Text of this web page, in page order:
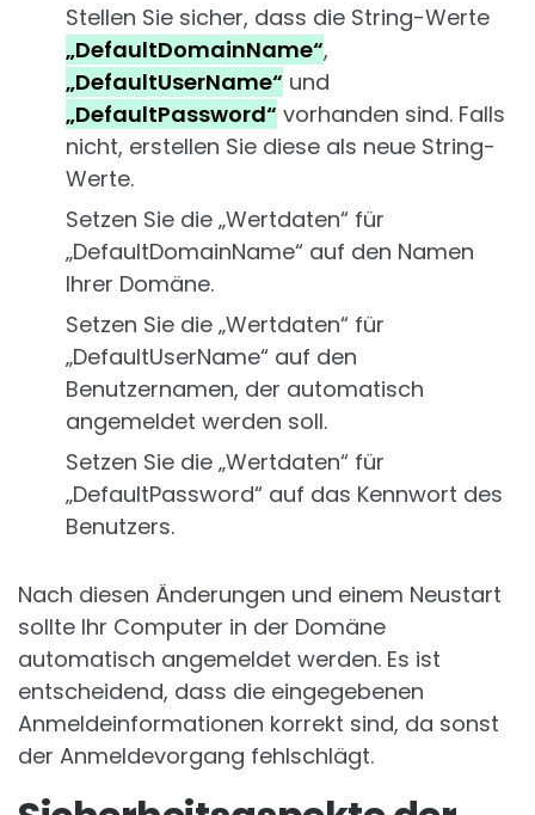
Stellen Sie sicher, dass die String-Werte
„DefaultDomainName“,
„DefaultUserName“ und
„DefaultPassword“ vorhanden sind. Falls
nicht, erstellen Sie diese als neue String-
Werte.
Setzen Sie die „Wertdaten“ für
„DefaultDomainName“ auf den Namen
Ihrer Domäne.
Setzen Sie die „Wertdaten“ für
„DefaultUserName“ auf den
Benutzernamen, der automatisch
angemeldet werden soll.
Setzen Sie die „Wertdaten“ für
„DefaultPassword“ auf das Kennwort des
Benutzers.
Nach diesen Änderungen und einem Neustart
sollte Ihr Computer in der Domäne
automatisch angemeldet werden. Es ist
entscheidend, dass die eingegebenen
Anmeldeinformationen korrekt sind, da sonst
der Anmeldevorgang fehlschlägt.